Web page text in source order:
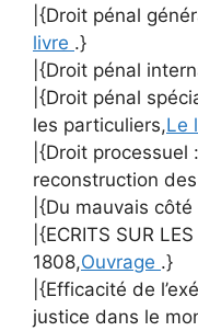
|{Droit pénal
livre .}
|{Droit pénal
|{Droit pénal
les particuliers,Le
|{Droit processuel
reconstruction
|{Du mauvais
|{ECRITS SUR
1808,Ouvrage .}
|{Efficacité de
justice dans le